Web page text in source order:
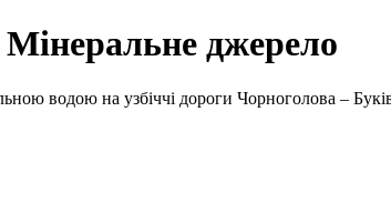
джерело
водою на узбіччі дороги Чорноголова –